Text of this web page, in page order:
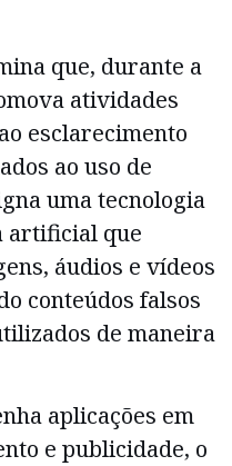
que, durante a
atividades
esclarecimento
ao uso de
uma tecnologia
artificial que
áudios e vídeos
conteúdos falsos
de maneira
aplicações em
e publicidade, o